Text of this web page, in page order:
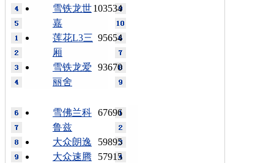
103534
雪铁龙世
嘉
95654
莲花L3三
厢
93670
雪铁龙爱
丽舍
67696
雪佛兰科
鲁兹
59895
大众朗逸
57915
大众速腾